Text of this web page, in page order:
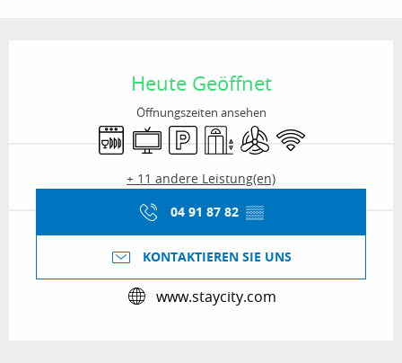
Heute Geöffnet
Öffnungszeiten ansehen
Geschirrspülmaschine
FernsehenParkplatzAufzugKlimaanlage
Wi-Fi
+ 11 andere Leistung(en)
04 91 87 82 ▒▒
KONTAKTIEREN SIE UNS
www.staycity.com